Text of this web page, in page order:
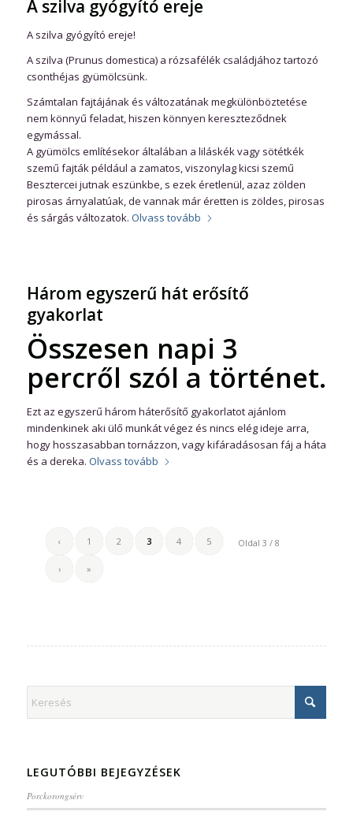
A szilva gyógyító ereje
A szilva gyógyító ereje!
A szilva (Prunus domestica) a rózsafélék családjához tartozó
csonthéjas gyümölcsünk.
Számtalan fajtájának és változatának megkülönböztetése
nem könnyű feladat, hiszen könnyen kereszteződnek
egymással.
A gyümölcs említésekor általában a liláskék vagy sötétkék
szemű fajták például a zamatos, viszonylag kicsi szemű
Besztercei jutnak eszünkbe, s ezek éretlenül, azaz zölden
pirosas árnyalatúak, de vannak már éretten is zöldes, pirosas
és sárgás változatok. Olvass tovább
Három egyszerű hát erősítő
gyakorlat
Összesen napi 3
percről szól a történet.
Ezt az egyszerű három háterősítő gyakorlatot ajánlom
mindenkinek aki ülő munkát végez és nincs elég ideje arra,
hogy hosszasabban tornázzon, vagy kifáradásosan fáj a háta
és a dereka. Olvass tovább
Oldal 3 / 8
‹ 1 2 3 4 5
› »
LEGUTÓBBI BEJEGYZÉSEK
Porckorongsérv